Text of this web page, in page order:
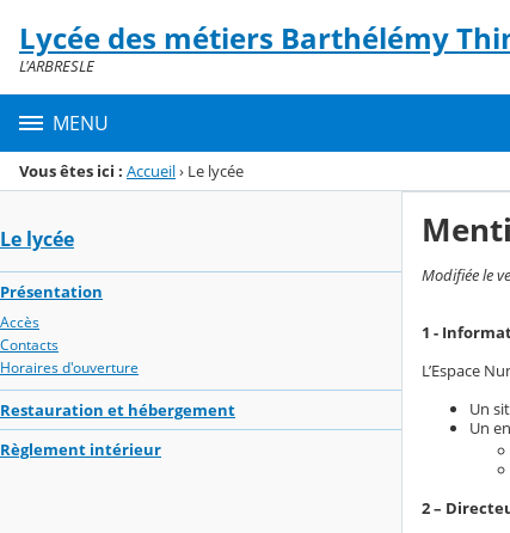
Menu de la rubrique
Contenu
Lycée des métiers Barthélémy
L'ARBRESLE
MENU
Vous êtes ici : Accueil› Le lycée
Le lycée
Présentation
Accès
Contacts
Horaires d'ouverture
Restauration et hébergement
Règlement intérieur
Modifiée le
1 -
L’Espace
Un
Un
2 –